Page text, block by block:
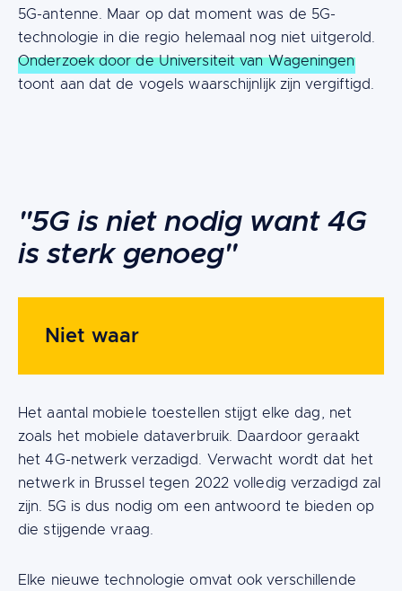
5G-antenne. Maar op dat moment was de 5G-
technologie in die regio helemaal nog niet uitgerold.
Onderzoek door de Universiteit van Wageningen
toont aan dat de vogels waarschijnlijk zijn vergiftigd.
"5G is niet nodig want 4G
is sterk genoeg"
Niet waar
Het aantal mobiele toestellen stijgt elke dag, net
zoals het mobiele dataverbruik. Daardoor geraakt
het 4G-netwerk verzadigd. Verwacht wordt dat het
netwerk in Brussel tegen 2022 volledig verzadigd zal
zijn. 5G is dus nodig om een antwoord te bieden op
die stijgende vraag.
Elke nieuwe technologie omvat ook verschillende